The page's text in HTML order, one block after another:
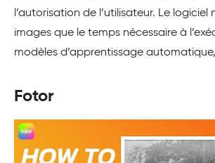
l’autorisation de l’utilisateur. Le logiciel
images que le temps nécessaire à
modèles d’apprentissage automatique,
Fotor